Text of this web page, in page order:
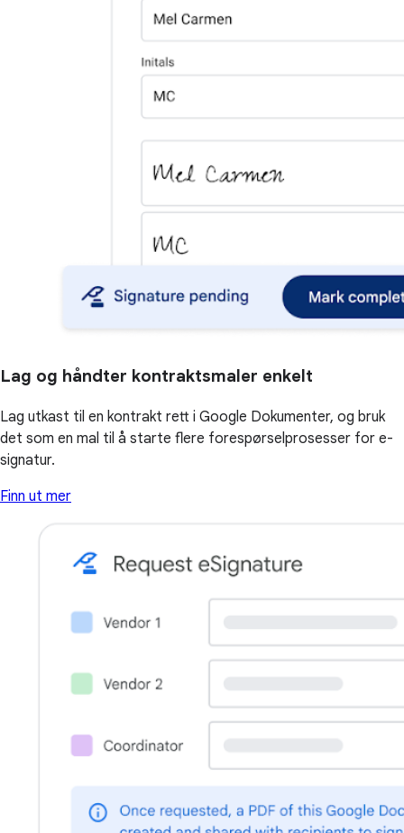
Lag og håndter kontraktsmaler enkelt
Lag utkast til en kontrakt rett i Google Dokumenter, og bruk
det som en mal til å starte flere forespørselprosesser for e-
signatur.
Finn ut mer